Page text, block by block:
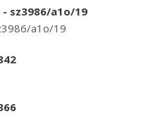
sz3986/a1o/19
a1o/19